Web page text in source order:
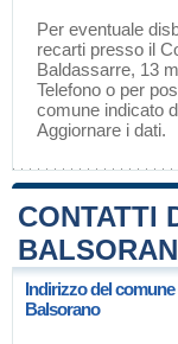
Per eventuale
recarti presso il
Baldassarre, 13
Telefono o per
comune indicato
Aggiornare i dati.
CONTATTI
Indirizzo del comune
Balsorano